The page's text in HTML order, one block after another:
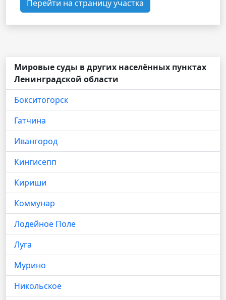
Перейти на страницу участка
Мировые суды в других населённых пунктах
Ленинградской области
Бокситогорск
Гатчина
Ивангород
Кингисепп
Кириши
Коммунар
Лодейное Поле
Луга
Мурино
Никольское